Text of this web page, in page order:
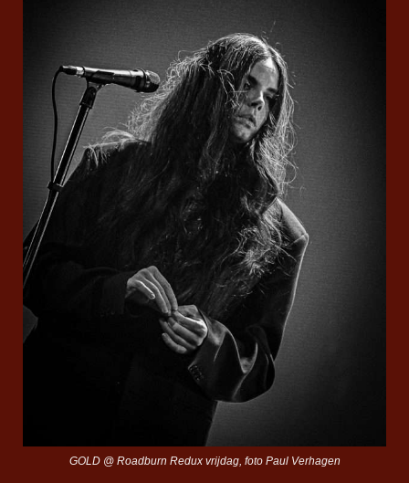
GOLD @ Roadburn Redux vrijdag, foto Paul Verhagen